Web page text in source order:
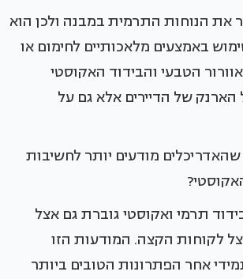
את הנוחות התרמית במבנה ולכן הוא
באמצעים מלאכותיים לחימום או
הטבעי והבידוד האקוסטי
של הדיירים אלא גם על
מודעים יותר לחשיבות
תרמי ואקוסטי גוברת גם אצל
לקוחות הקצה. המודעות הזו
אחר הפתרונות הטובים ביותר